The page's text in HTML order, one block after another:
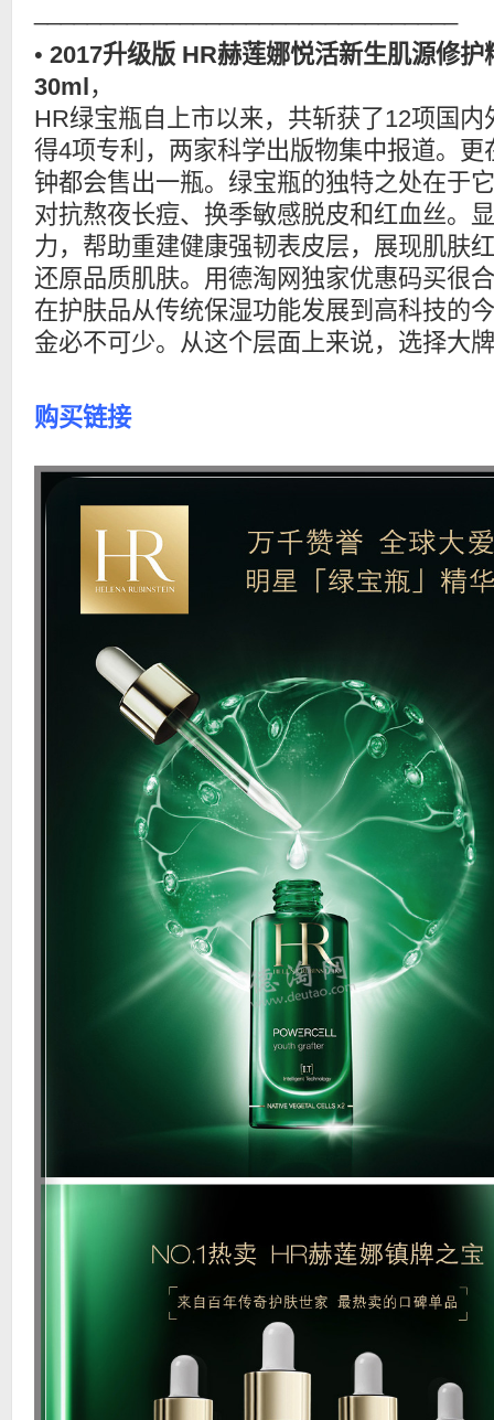
• 2017升级版 HR赫莲娜悦活新生肌源修
30ml，
HR绿宝瓶自上市以来，共斩获了12项国
得4项专利，两家科学出版物集中报道。
钟都会售出一瓶。绿宝瓶的独特之处在于
对抗熬夜长痘、换季敏感脱皮和红血丝。
力，帮助重建健康强韧表皮层，展现肌肤
还原品质肌肤。用德淘网独家优惠码买很
在护肤品从传统保湿功能发展到高科技的
金必不可少。从这个层面上来说，选择大
购买链接